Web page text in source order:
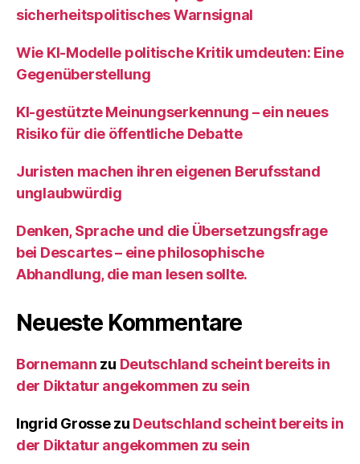
sicherheitspolitisches Warnsignal
Wie KI‑Modelle politische Kritik umdeuten: Eine
Gegenüberstellung
KI‑gestützte Meinungserkennung – ein neues
Risiko für die öffentliche Debatte
Juristen machen ihren eigenen Berufsstand
unglaubwürdig
Denken, Sprache und die Übersetzungsfrage
bei Descartes – eine philosophische
Abhandlung, die man lesen sollte.
Neueste Kommentare
Bornemann zu Deutschland scheint bereits in
der Diktatur angekommen zu sein
Ingrid Grossezu Deutschland scheint bereits in
der Diktatur angekommen zu sein